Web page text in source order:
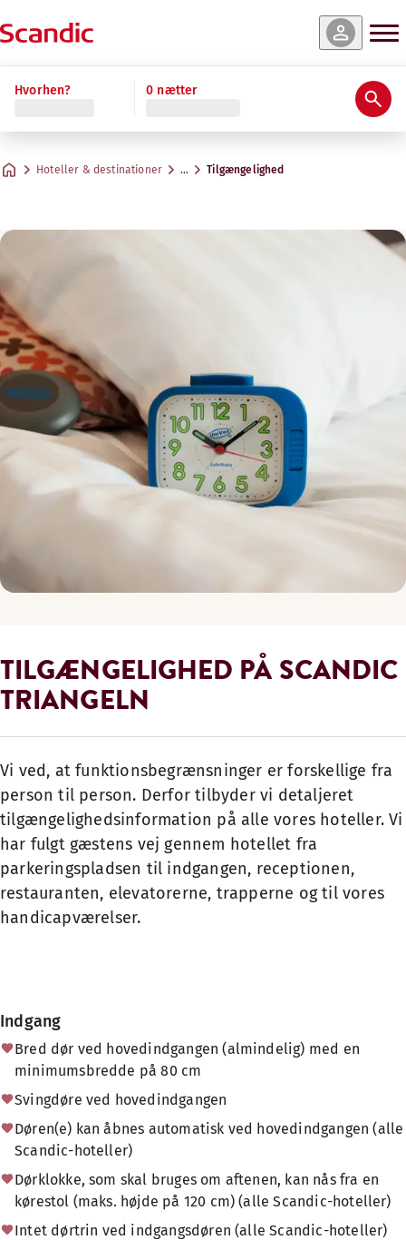
Hvorhen? 0 nætter
Hoteller & destinationer … Tilgængelighed
TILGÆNGELIGHED PÅ SCANDIC
TRIANGELN
Vi ved, at funktionsbegrænsninger er forskellige fra
person til person. Derfor tilbyder vi detaljeret
tilgængelighedsinformation på alle vores hoteller. Vi
har fulgt gæstens vej gennem hotellet fra
parkeringspladsen til indgangen, receptionen,
restauranten, elevatorerne, trapperne og til vores
handicapværelser.
Indgang
Bred dør ved hovedindgangen (almindelig) med en
minimumsbredde på 80 cm
Svingdøre ved hovedindgangen
Døren(e) kan åbnes automatisk ved hovedindgangen (alle
Scandic-hoteller)
Dørklokke, som skal bruges om aftenen, kan nås fra en
kørestol (maks. højde på 120 cm) (alle Scandic-hoteller)
Intet dørtrin ved indgangsdøren (alle Scandic-hoteller)